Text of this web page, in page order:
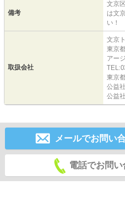
備考
文京
は文
い！
取扱会社
文京
東京
アー
東京
公益
公益
メールでお問い
電話でお問